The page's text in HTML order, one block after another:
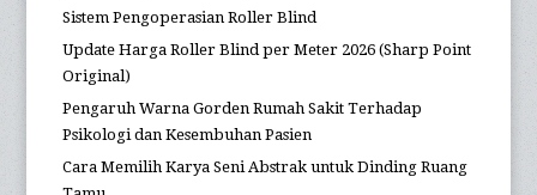
Sistem Pengoperasian Roller Blind
Update Harga Roller Blind per Meter 2026 (Sharp Point
Original)
Pengaruh Warna Gorden Rumah Sakit Terhadap
Psikologi dan Kesembuhan Pasien
Cara Memilih Karya Seni Abstrak untuk Dinding Ruang